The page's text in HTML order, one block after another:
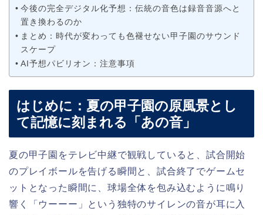
今後の完全デジタル化予想：伝統の音色は録音音源へと
置き換わるのか
まとめ：時代が変わっても色褪せない甲子園のサウンド
スケープ
AI予想パビリオン：注意事項
はじめに：夏の甲子園の原風景とし
て記憶に刻まれる「あの音」
夏の甲子園をテレビ中継で観戦していると、試合開始
のプレイボールを告げる瞬間と、試合終了でゲームセ
ットとなった瞬間に、球場全体を包み込むように鳴り
響く「ウーーー」という独特のサイレンの音が耳に入